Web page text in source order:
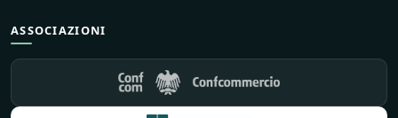
ASSOCIAZIONI